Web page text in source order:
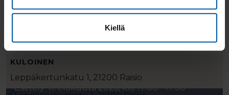
Kiellä
5h+kt+s
Vh. 385 800 €
KULOINEN
Leppäkertunkatu 1, 21200 Raisio
Esittely: 11. elokuuta 2026, klo 17:00 - 17:30